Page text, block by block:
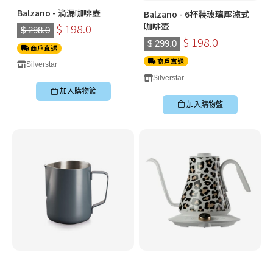
Balzano - 滴漏咖啡壺
$ 298.0 $ 198.0
商戶直送
Silverstar
加入購物籃
Balzano - 6杯裝玻璃壓濾式
咖啡壺
$ 299.0 $ 198.0
商戶直送
Silverstar
加入購物籃